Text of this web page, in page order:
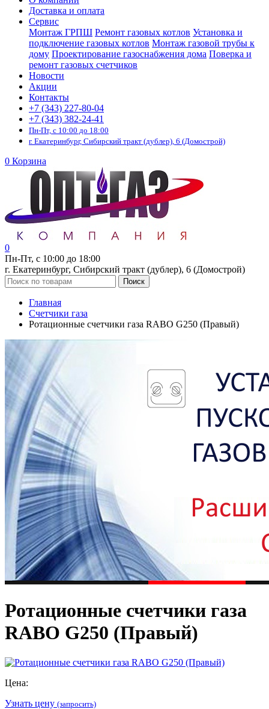
Доставка и оплата
Сервис
Монтаж ГРПШ Ремонт газовых котлов Установка и
подключение газовых котлов Монтаж газовой трубы к
дому Проектирование газоснабжения дома Поверка и
ремонт газовых счетчиков
Новости
Акции
Контакты
+7 (343) 227-80-04
+7 (343) 382-24-41
Пн-Пт, с 10:00 до 18:00
г. Екатеринбург, Сибирский тракт (дублер), 6 (Домострой)
0 Корзина
0
Пн-Пт, с 10:00 до 18:00
г. Екатеринбург, Сибирский тракт (дублер), 6 (Домострой)
Поиск
Главная
Счетчики газа
Ротационные счетчики газа RABO G250 (Правый)
Ротационные счетчики газа
RABO G250 (Правый)
Цена:
Узнать цену (запросить)